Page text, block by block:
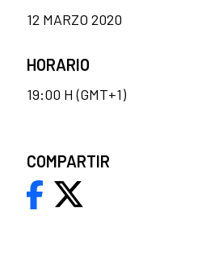
12 MARZO 2020
HORARIO
19:00 H (GMT+1)
COMPARTIR